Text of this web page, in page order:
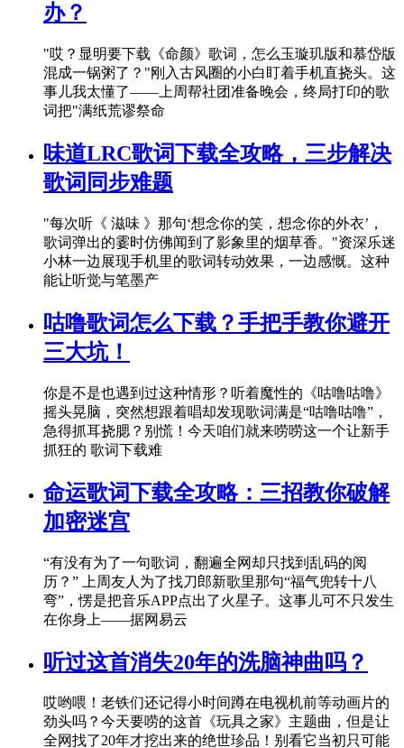
办？
"哎？显明要下载《命颜》歌词，怎么玉璇玑版和慕岱版
混成一锅粥了？"刚入古风圈的小白盯着手机直挠头。这
事儿我太懂了——上周帮社团准备晚会，终局打印的歌
词把"满纸荒谬祭命
味道LRC歌词下载全攻略，三步解决
歌词同步难题
"每次听《 滋味 》那句‘想念你的笑，想念你的外衣’，
歌词弹出的霎时仿佛闻到了影象里的烟草香。"资深乐迷
小林一边展现手机里的歌词转动效果，一边感慨。这种
能让听觉与笔墨产
咕噜歌词怎么下载？手把手教你避开
三大坑！
你是不是也遇到过这种情形？听着魔性的《咕噜咕噜》
摇头晃脑，突然想跟着唱却发现歌词满是“咕噜咕噜”，
急得抓耳挠腮？别慌！今天咱们就来唠唠这一个让新手
抓狂的 歌词下载难
命运歌词下载全攻略：三招教你破解
加密迷宫
“有没有为了一句歌词，翻遍全网却只找到乱码的阅
历？” 上周友人为了找刀郎新歌里那句“福气兜转十八
弯”，愣是把音乐APP点出了火星子。这事儿可不只发生
在你身上——据网易云
听过这首消失20年的洗脑神曲吗？
哎哟喂！老铁们还记得小时间蹲在电视机前等动画片的
劲头吗？今天要唠的这首《玩具之家》主题曲，但是让
全网找了20年才挖出来的绝世珍品！别看它当初只可能